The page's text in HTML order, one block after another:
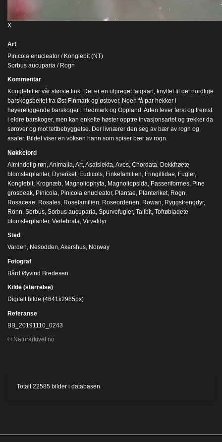
X
Art
Pinicola enucleator / Konglebit (NT)
Sorbus aucuparia / Rogn
Kommentar
Konglebit er vår største fink. Det er en utpreget taigaart, knyttet til det nordlige
barskogsbeltet fra Øst-Finmark og østover. Noen få par hekker i
høyereliggende barskoger i Hedmark og Oppland. Arten lever først og fremst
i eldre barskoger, men kan enkelte høster opptre invasjonsartet og trekker da
sørover og mot tettbebyggelse. Der livnærer den seg av bær av rogn og
asaler. Bildet viser en voksen hann som spiser bær av rogn.
Nøkkelord
Almindelig røn Animalia Art Asalslekta Aves Chordata Dekkfrøete
blomsterplanter, Dyreriket Eudicots Finkefamilien Fringillidae Fugler,
Konglebit Krognæb Magnoliophyta Magnoliopsida Passeriformes Pine
grosbeak Pinicola Pinicola enucleator, Plantae Planteriket Rogn
Rosaceae Rosales Rosefamilien Roseordenen Rowan Ryggstrengdyr,
Rönn Sorbus Sorbus aucuparia Spurvefugler, Tallbit Tofrøbladete
blomsterplanter, Vertebrata Virveldyr
Sted
Varden, Nesodden, Akershus, Norway
Fotograf
Bård Øyvind Bredesen
Kilde (størrelse)
Digitalt bilde (4641x2985px)
Referanse
BB_20191110_0243
© Naturarkivet.no
Totalt22585 bilder i databasen.